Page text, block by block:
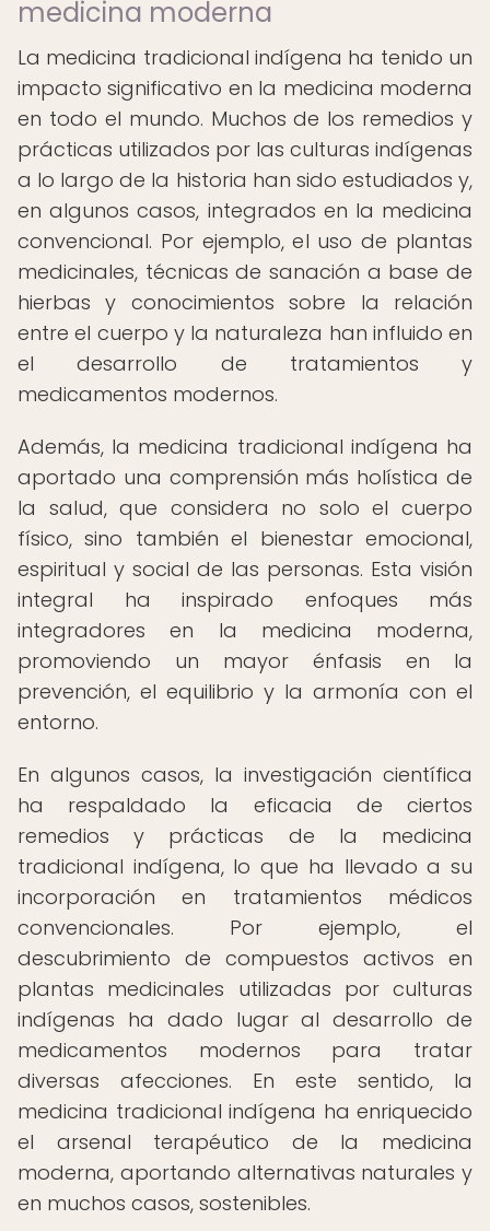
medicina moderna
La medicina tradicional indígena ha tenido un
impacto significativo en la medicina moderna
en todo el mundo. Muchos de los remedios y
prácticas utilizados por las culturas indígenas
a lo largo de la historia han sido estudiados y,
en algunos casos, integrados en la medicina
convencional. Por ejemplo, el uso de plantas
medicinales, técnicas de sanación a base de
hierbas y conocimientos sobre la relación
entre el cuerpo y la naturaleza han influido en
el desarrollo de tratamientos y
medicamentos modernos.
Además, la medicina tradicional indígena ha
aportado una comprensión más holística de
la salud, que considera no solo el cuerpo
físico, sino también el bienestar emocional,
espiritual y social de las personas. Esta visión
integral ha inspirado enfoques más
integradores en la medicina moderna,
promoviendo un mayor énfasis en la
prevención, el equilibrio y la armonía con el
entorno.
En algunos casos, la investigación científica
ha respaldado la eficacia de ciertos
remedios y prácticas de la medicina
tradicional indígena, lo que ha llevado a su
incorporación en tratamientos médicos
convencionales. Por ejemplo, el
descubrimiento de compuestos activos en
plantas medicinales utilizadas por culturas
indígenas ha dado lugar al desarrollo de
medicamentos modernos para tratar
diversas afecciones. En este sentido, la
medicina tradicional indígena ha enriquecido
el arsenal terapéutico de la medicina
moderna, aportando alternativas naturales y
en muchos casos, sostenibles.